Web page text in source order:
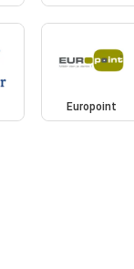
Europoint